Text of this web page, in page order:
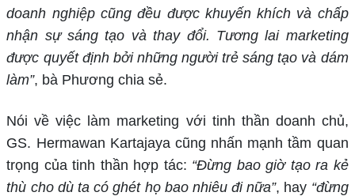
doanh nghiệp cũng đều được khuyến khích và chấp
nhận sự sáng tạo và thay đổi. Tương lai marketing
được quyết định bởi những người trẻ sáng tạo và dám
làm”, bà Phương chia sẻ.
Nói về việc làm marketing với tinh thần doanh chủ,
GS. Hermawan Kartajaya cũng nhấn mạnh tầm quan
trọng của tinh thần hợp tác: “Đừng bao giờ tạo ra kẻ
thù cho dù ta có ghét họ bao nhiêu đi nữa”, hay “đừng